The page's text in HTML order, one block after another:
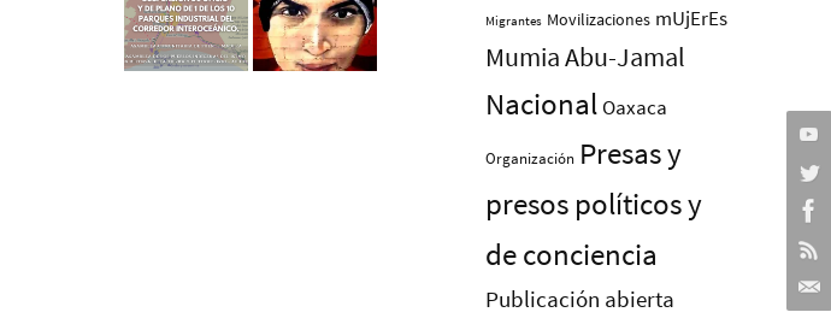
Migrantes Movilizaciones mUjErEs
Mumia Abu-Jamal
Nacional Oaxaca
Organización Presas y
presos polí­ticos y
de conciencia
Publicación abierta